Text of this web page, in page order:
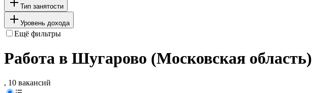
Тип занятости
Уровень дохода
Ещё фильтры
Работа в Шугарово (Московская область)
, 10 вакансий